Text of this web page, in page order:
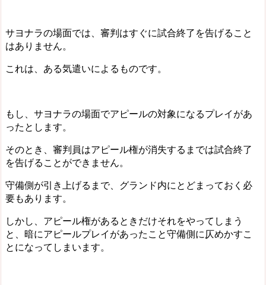
サヨナラの場面では、審判はすぐに試合終了を告げること
はありません。
これは、ある気遣いによるものです。
もし、サヨナラの場面でアピールの対象になるプレイがあ
ったとします。
そのとき、審判員はアピール権が消失するまでは試合終了
を告げることができません。
守備側が引き上げるまで、グランド内にとどまっておく必
要もあります。
しかし、 アピール権があるときだけそれをやってしまう
と、暗にアピールプレイがあったこと守備側に仄めかすこ
とになってしまいます。